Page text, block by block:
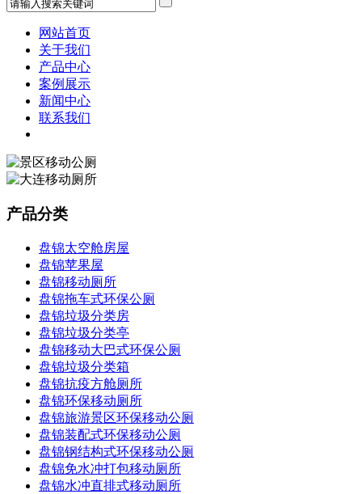
网站首页
关于我们
产品中心
案例展示
新闻中心
联系我们
产品分类
盘锦太空舱房屋
盘锦苹果屋
盘锦移动厕所
盘锦拖车式环保公厕
盘锦垃圾分类房
盘锦垃圾分类亭
盘锦移动大巴式环保公厕
盘锦垃圾分类箱
盘锦抗疫方舱厕所
盘锦环保移动厕所
盘锦旅游景区环保移动公厕
盘锦装配式环保移动公厕
盘锦钢结构式环保移动公厕
盘锦免水冲打包移动厕所
盘锦水冲直排式移动厕所